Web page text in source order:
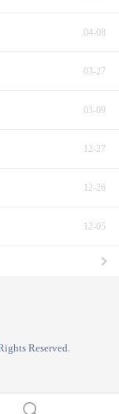
04-08
03-27
03-09
12-27
12-26
12-05
Reserved.